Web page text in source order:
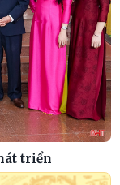
triển